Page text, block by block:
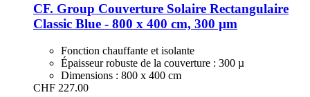
CF. Group Couverture Solaire Rectangulaire
Classic Blue -​ 800 x 400 cm, 300 µm
Fonction chauffante et isolante
Épaisseur robuste de la couverture : 300 µ
Dimensions : 800 x 400 cm
CHF 227.00